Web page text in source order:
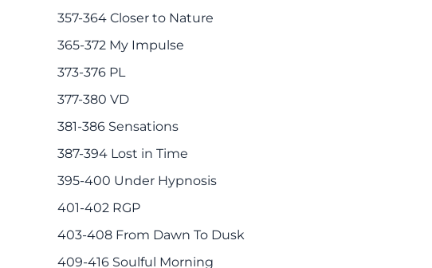
357-364 Closer to Nature
365-372 My Impulse
373-376 PL
377-380 VD
381-386 Sensations
387-394 Lost in Time
395-400 Under Hypnosis
401-402 RGP
403-408 From Dawn To Dusk
409-416 Soulful Morning